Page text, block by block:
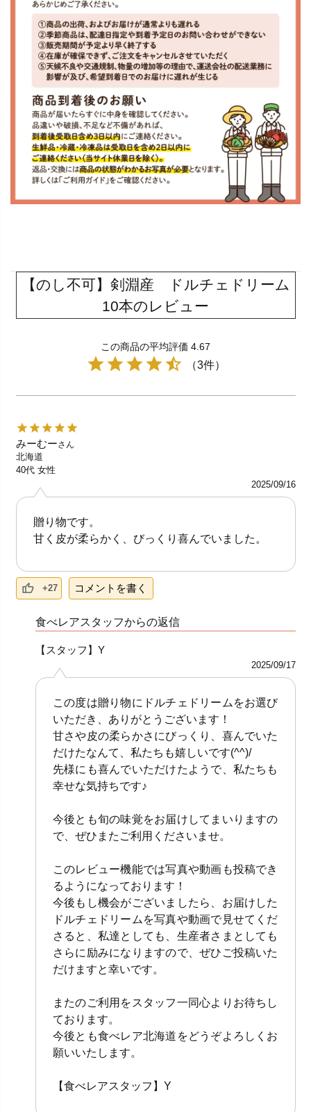
【のし不可】剣淵産 ドルチェドリーム
10本のレビュー
この商品の平均評価 4.67
（3件）
みーむーさん
北海道
40代 女性
2025/09/16
贈り物です。
甘く皮が柔らかく、びっくり喜んでいました。
+27 コメントを書く
食べレアスタッフからの返信
【スタッフ】Y
2025/09/17
この度は贈り物にドルチェドリームをお選び
いただき、ありがとうございます！
甘さや皮の柔らかさにびっくり、喜んでいた
だけたなんて、私たちも嬉しいです(^^)/
先様にも喜んでいただけたようで、私たちも
幸せな気持ちです♪
今後とも旬の味覚をお届けしてまいりますの
で、ぜひまたご利用くださいませ。
このレビュー機能では写真や動画も投稿でき
るようになっております！
今後もし機会がございましたら、お届けした
ドルチェドリームを写真や動画で見せてくだ
さると、私達としても、生産者さまとしても
さらに励みになりますので、ぜひご投稿いた
だけますと幸いです。
またのご利用をスタッフ一同心よりお待ちし
ております。
今後とも食べレア北海道をどうぞよろしくお
願いいたします。
【食べレアスタッフ】Y